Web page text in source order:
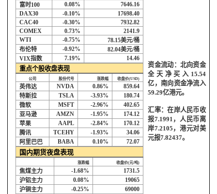
富时100 0.08%
7646.16
DAX30
-0.10%
17698.40
CAC40
-0.30%
7932.82
COMEX
0.73%
2141.9
WTI
-0.75% 78.15美元/桶
布伦特
-0.92% 82.04美元/桶
VIX指数 7.19% 14.46
重点个股收盘表现
公司 股份代号 涨跌幅 收盘价(USD)
英伟达 NVDA 0.86%
859.64
特斯拉
TSLA -3.93%
180.74
微软
MSFT -2.96%
402.65
亚马逊
AMZN -1.95%
174.12
苹果
AAPL -2.84%
170.12
腾讯
TCEHY -1.93%
34.06
阿里巴巴
BABA 0.10% 72.07
国内期货夜盘表现
涨跌幅 收盘价(元/吨)
焦煤主力 -1.68%
1731.5
沪铝主力
0.08%
19065
沪铜主力
-0.25%
69000
资金流动：北向资金
全天净买入 15.54
亿，南向资金净流入
59.29亿港元。
汇率：在岸人民币收
报7.1991 ，人民币离
岸7.2105 ，港元对美
元报7.82437。